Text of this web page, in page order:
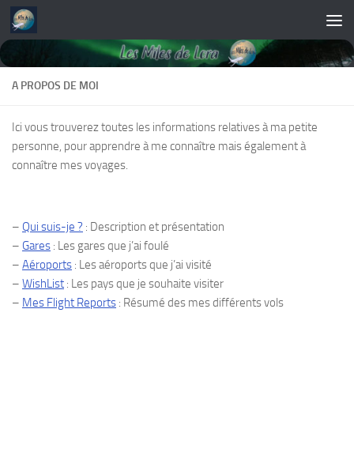
Skip to content
A PROPOS DE MOI
Ici vous trouverez toutes les informations relatives à ma petite
personne, pour apprendre à me connaître mais également à
connaître mes voyages.
– Qui suis-je ? : Description et présentation
– Gares : Les gares que j’ai foulé
– Aéroports : Les aéroports que j’ai visité
– WishList : Les pays que je souhaite visiter
– Mes Flight Reports : Résumé des mes différents vols